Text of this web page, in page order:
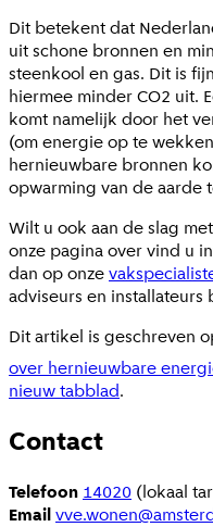
Dit betekent dat
uit schone bronnen en
steenkool en gas. Dit is
hiermee minder CO2 uit.
komt namelijk door het
(om energie op te
hernieuwbare bronnen
opwarming van de aarde
Wilt u ook aan de slag
onze pagina overvind u
dan op onze
adviseurs en installateurs
Dit artikel is geschreven
over hernieuwbare
nieuw tabblad.
Contact
Telefoon 14020 (lokaal
Email